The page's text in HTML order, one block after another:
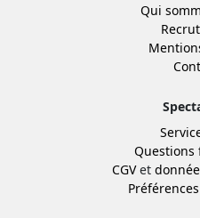
Qui
Questions
CGVet